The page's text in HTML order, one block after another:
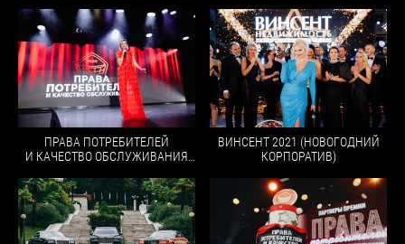
ПРАВА ПОТРЕБИТЕЛЕЙ
И КАЧЕСТВО ОБСЛУЖИВАНИЯ
ВИНСЕНТ 2021 (НОВОГОДНИЙ
КОРПОРАТИВ)